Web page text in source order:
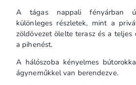
A tágas nappali fényárban
különleges részletek, mint a
zöldövezet ölelte terasz és a teljes
a pihenést.
A hálószoba kényelmes
ágyneműkkel van berendezve.